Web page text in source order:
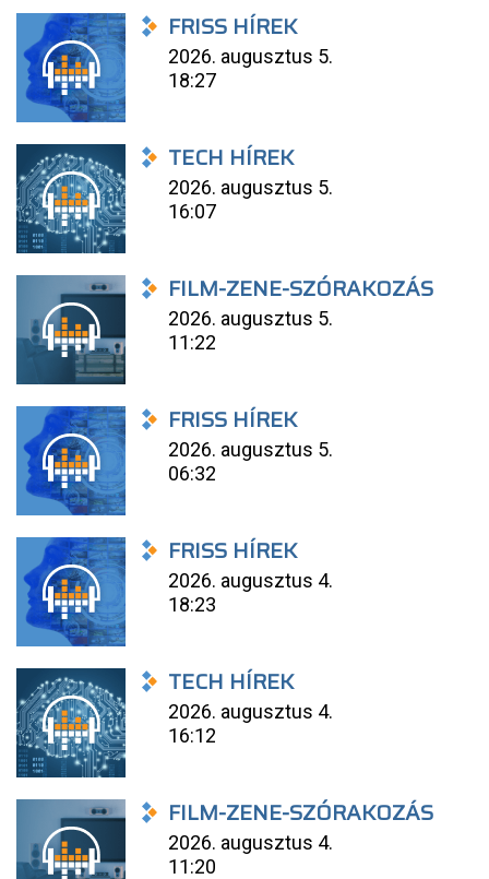
FRISS HÍREK
2026. augusztus 5.
18:27
TECH HÍREK
2026. augusztus 5.
16:07
FILM-ZENE-SZÓRAKOZÁS
2026. augusztus 5.
11:22
FRISS HÍREK
2026. augusztus 5.
06:32
FRISS HÍREK
2026. augusztus 4.
18:23
TECH HÍREK
2026. augusztus 4.
16:12
FILM-ZENE-SZÓRAKOZÁS
2026. augusztus 4.
11:20